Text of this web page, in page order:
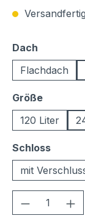
Dach
Flachdach
Größe
120 Liter
Schloss
mit
Produkt